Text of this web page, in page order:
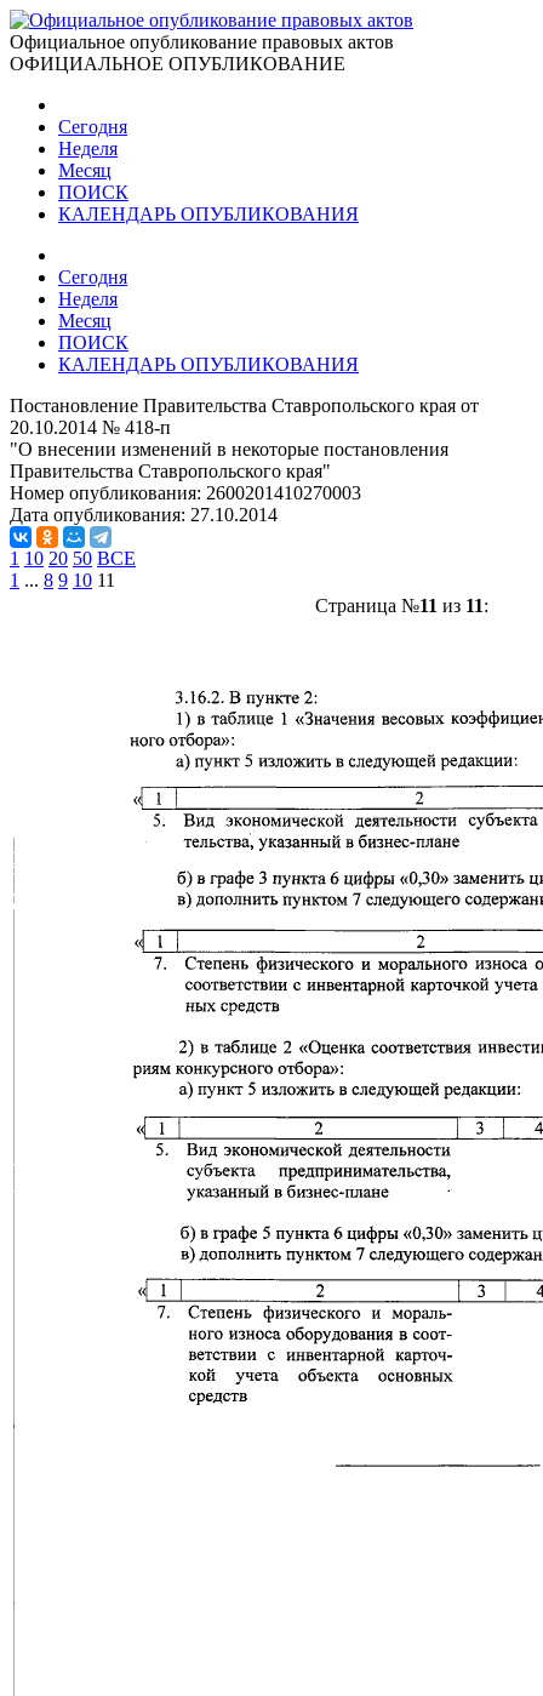
Официальное опубликование правовых актов
ОФИЦИАЛЬНОЕ ОПУБЛИКОВАНИЕ
Сегодня
Неделя
Месяц
ПОИСК
КАЛЕНДАРЬ ОПУБЛИКОВАНИЯ
Сегодня
Неделя
Месяц
ПОИСК
КАЛЕНДАРЬ ОПУБЛИКОВАНИЯ
Постановление Правительства Ставропольского края от
20.10.2014 № 418-п
"О внесении изменений в некоторые постановления
Правительства Ставропольского края"
Номер опубликования: 2600201410270003
Дата опубликования: 27.10.2014
1 10 20 50 ВСЕ
1 ... 8 9 10 11
Страница №11 из 11: